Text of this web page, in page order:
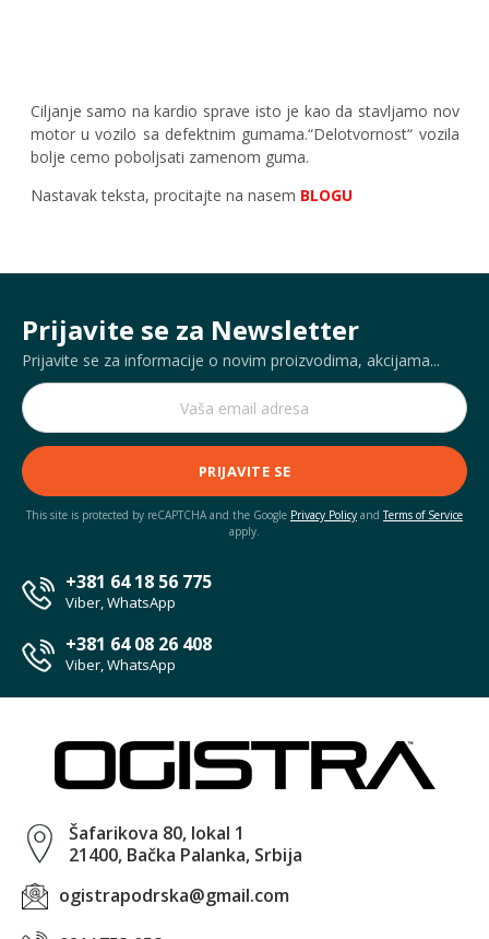
Ciljanje samo na kardio sprave isto je kao da stavljamo nov
motor u vozilo sa defektnim gumama.“Delotvornost“ vozila
bolje cemo poboljsati zamenom guma.
Nastavak teksta, procitajte na nasem BLOGU
Prijavite se za Newsletter
Prijavite se za informacije o novim proizvodima, akcijama...
PRIJAVITE SE
This site is protected by reCAPTCHA and the Google Privacy Policy andTerms of Service
apply.
+381 64 18 56 775
Viber, WhatsApp
+381 64 08 26 408
Viber, WhatsApp
Šafarikova 80, lokal 1
21400, Bačka Palanka, Srbija
ogistrapodrska@gmail.com